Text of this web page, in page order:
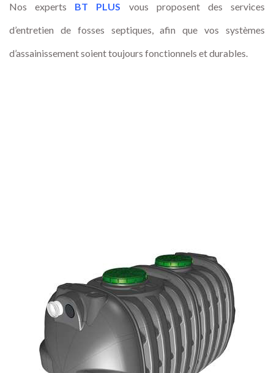
Nos experts BT PLUS vous proposent des services
d’entretien de fosses septiques, afin que vos systèmes
d’assainissement soient toujours fonctionnels et durables.